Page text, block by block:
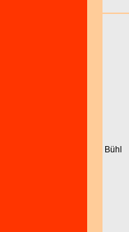
Bühl